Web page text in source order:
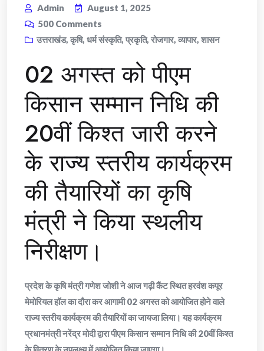
Admin
August 1, 2025
500 Comments
उत्तराखंड, कृषि, धर्म संस्कृति, प्रकृति, रोजगार, व्यापार, शासन
02 अगस्त को पीएम
किसान सम्मान निधि की
20वीं किश्त जारी करने
के राज्य स्तरीय कार्यक्रम
की तैयारियों का कृषि
मंत्री ने किया स्थलीय
निरीक्षण।
प्रदेश के कृषि मंत्री गणेश जोशी ने आज गढ़ी कैंट स्थित हरवंश कपूर
मेमोरियल हॉल का दौरा कर आगामी 02 अगस्त को आयोजित होने वाले
राज्य स्तरीय कार्यक्रम की तैयारियों का जायजा लिया। यह कार्यक्रम
प्रधानमंत्री नरेंद्र मोदी द्वारा पीएम किसान सम्मान निधि की 20वीं किश्त